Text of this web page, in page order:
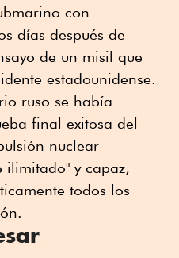
con
días después de
de un misil que
estadounidense.
ruso se había
final exitosa del
nuclear
ilimitado" y capaz,
todos los